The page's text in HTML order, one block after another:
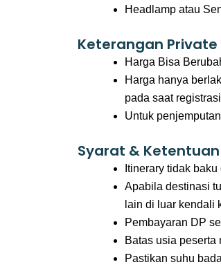
Headlamp atau
Keterangan Private
Harga Bisa
Harga hanya
pada saat
Untuk
Syarat & Ketentuan
Itinerary tidak
Apabila destinasi
lain di luar kendali
Pembayaran DP
Batas usia
Pastikan suhu